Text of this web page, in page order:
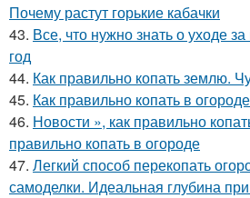
Почему растут горькие кабачки
43. Все, что нужно знать о уходе
год
44. Как правильно копать землю.
45. Как правильно копать в
46. Новости », как правильно
правильно копать в огороде
47. Легкий способ перекопать
самоделки. Идеальная глубина